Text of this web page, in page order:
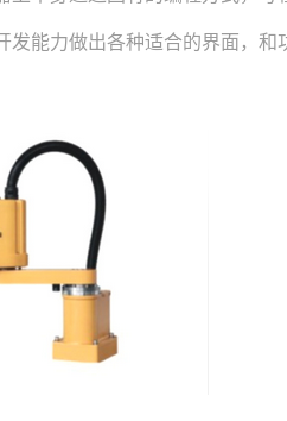
能力做出各种适合的界面，和